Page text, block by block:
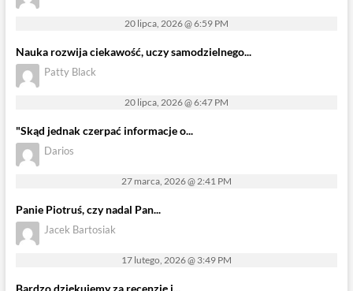
20 lipca, 2026 @ 6:59 PM
Nauka rozwija ciekawość, uczy samodzielnego...
Patty Black
20 lipca, 2026 @ 6:47 PM
"Skąd jednak czerpać informacje o...
Darios
27 marca, 2026 @ 2:41 PM
Panie Piotruś, czy nadal Pan...
Jacek Bartosiak
17 lutego, 2026 @ 3:49 PM
Bardzo dziękujemy za recenzję i...